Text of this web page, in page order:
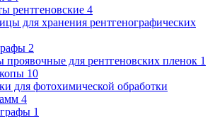
рентгеновские 4
для хранения рентгенографических
2
для рентгеновских пленок 1
10
для фотохимической обработки
4
1